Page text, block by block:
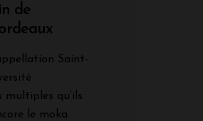
de
Saint-
multiples qu’ils
le moka.